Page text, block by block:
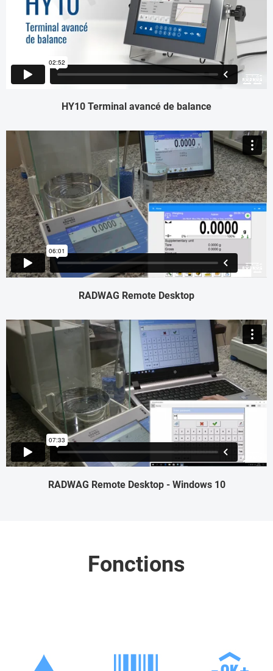
HY10 Terminal avancé de balance
RADWAG Remote Desktop
RADWAG Remote Desktop - Windows 10
Fonctions